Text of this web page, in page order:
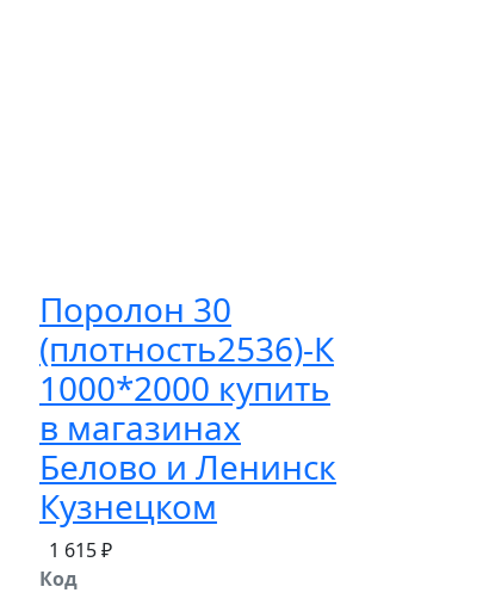
Поролон 30
(плотность2536)-К
1000*2000 купить
в магазинах
Белово и Ленинск
Кузнецком
1 615 ₽
Код